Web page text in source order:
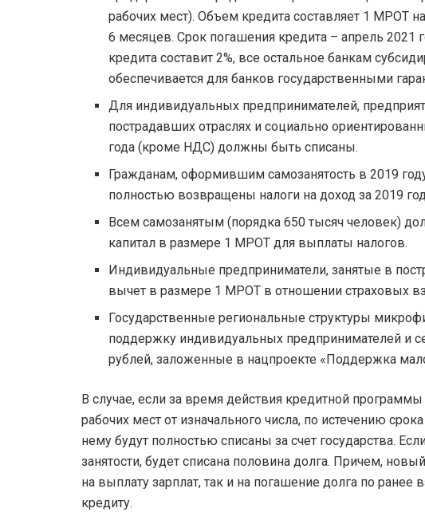
рабочих мест). Объем кредита составляет 1 МРОТ
6 месяцев. Срок погашения кредита – апрель 2021
кредита составит 2%, все остальное банкам
обеспечивается для банков государственными
Для индивидуальных предпринимателей,
пострадавших отраслях и социально
года (кроме НДС) должны быть списаны.
Гражданам, оформившим самозанятость в 2019
полностью возвращены налоги на доход за 2019
Всем самозанятым (порядка 650 тысяч человек)
капитал в размере 1 МРОТ для выплаты налогов.
Индивидуальные предприниматели, занятые в
вычет в размере 1 МРОТ в отношении страховых
Государственные региональные структуры
поддержку индивидуальных предпринимателей и
рублей, заложенные в нацпроекте «Поддержка
В случае, если за время действия кредитной
рабочих мест от изначального числа, по истечению
нему будут полностью списаны за счет государства.
занятости, будет списана половина долга. Причем,
на выплату зарплат, так и на погашение долга по ранее
кредиту.